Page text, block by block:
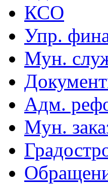
КСО
Упр.
Мун.
Адм.
Мун.